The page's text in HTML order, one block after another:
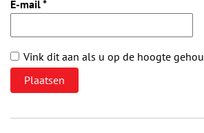
E-mail*
Vink dit aan als u op de hoogte